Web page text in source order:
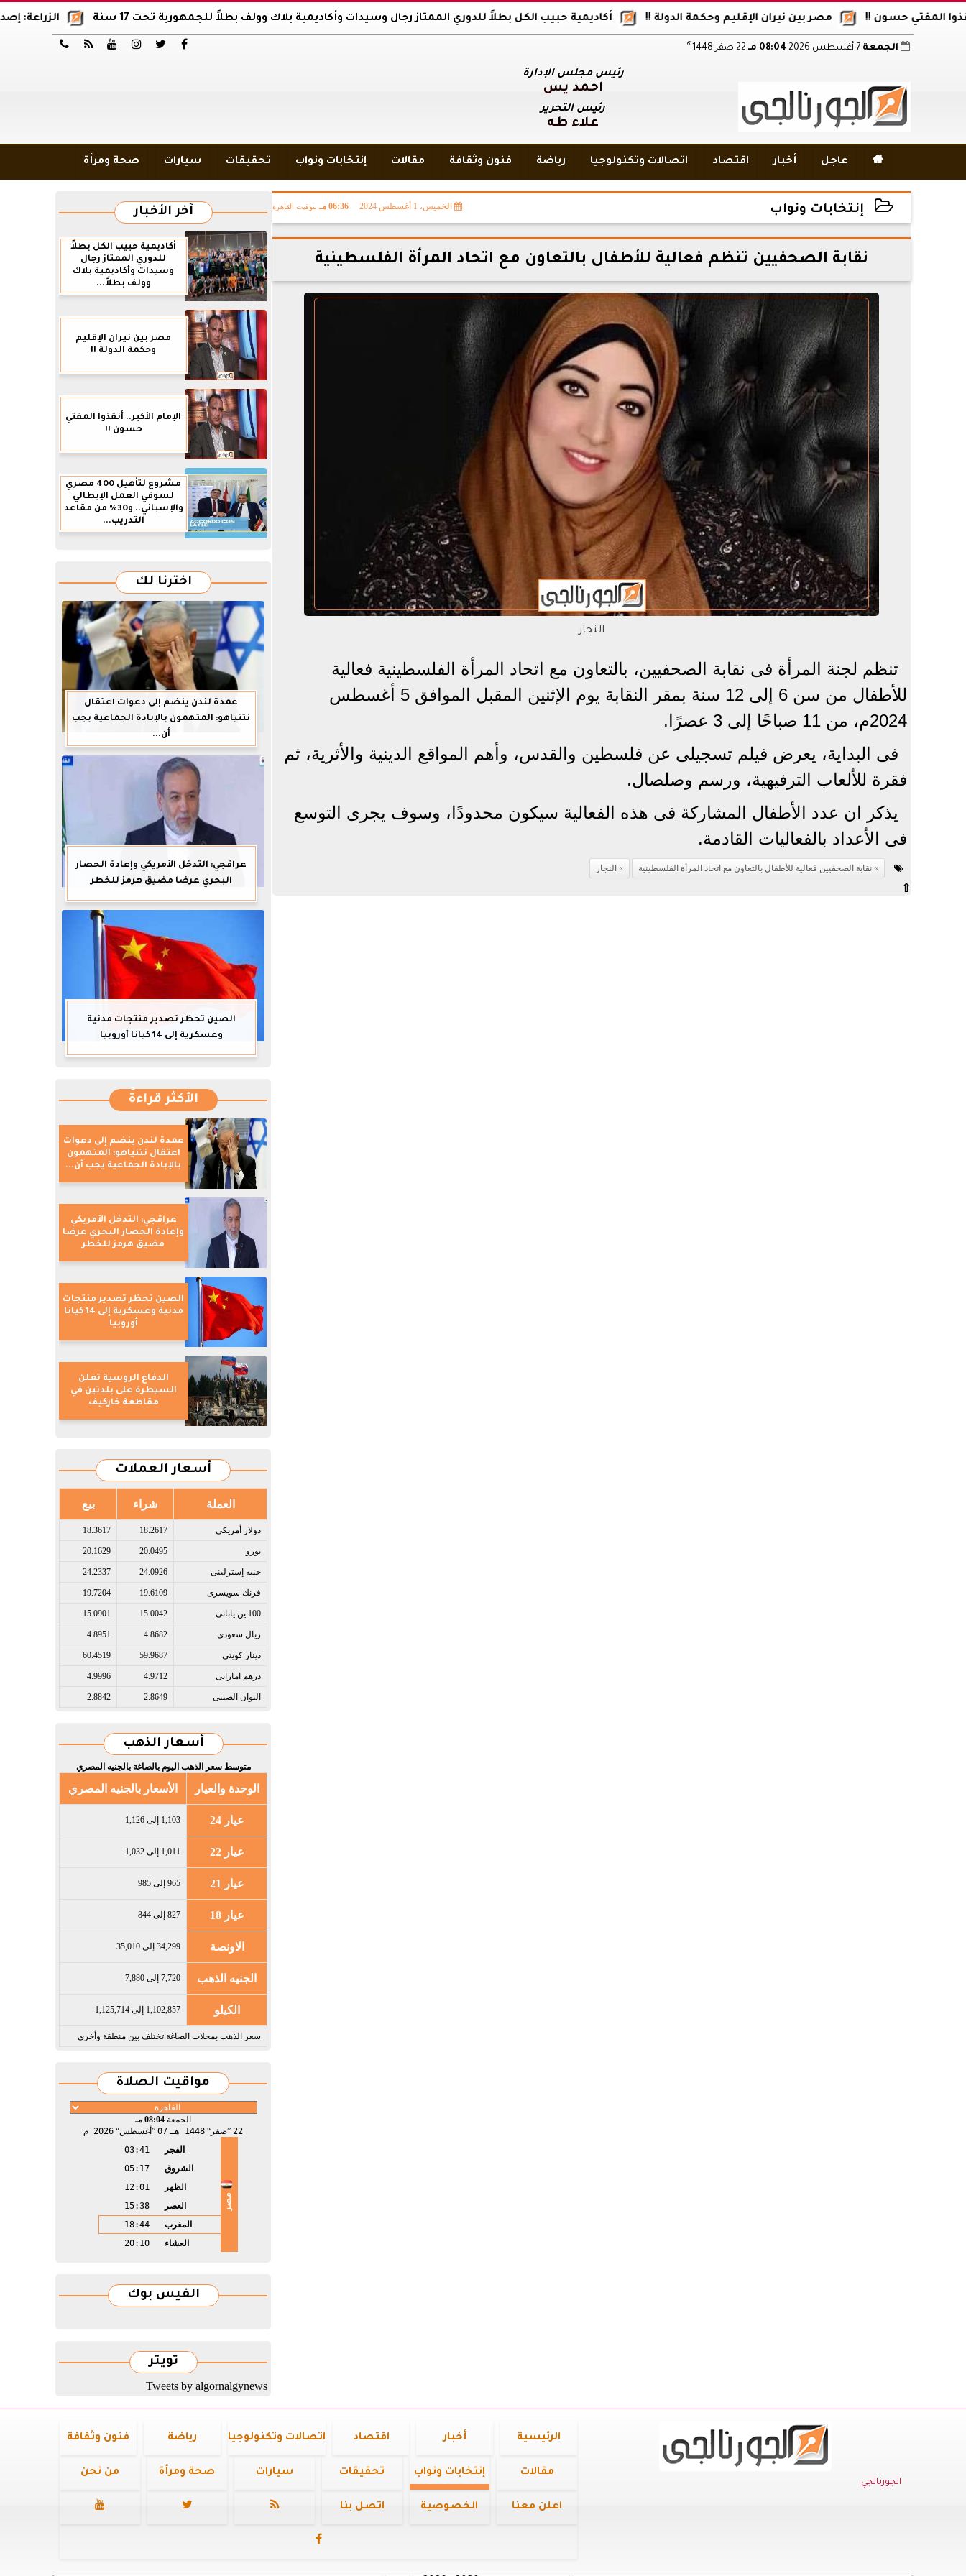
الزراعة: إصدار 12 ألف موافقة وتصريح بالمبيدات خلال 6 شهور أكاديمية حبيب الكل بطلاً للدوري الممتاز رجال وسيدات وأكاديمية بلاك وولف بطلاً للجمهورية تحت 17 سنة مصر بين نيران الإقليم وحكمة الدولة !! حسون !!





 الجمعة 08:04 مـ هـ
رئيس مجلس الإدارة
أحمد يس
رئيس التحرير
علاء طه
 عاجل أخبار اقتصاد اتصالات وتكنولوجيا رياضة فنون وثقافة مقالات إنتخابات ونواب تحقيقات سيارات صحة ومرأة
إنتخابات ونواب الخميس، 1 أغسطس 2024 06:36 مـ بتوقيت القاهرة
2024-08-01 18:36:19
نقابة الصحفيين تنظم فعالية للأطفال بالتعاون مع اتحاد المرأة الفلسطينية
النجار
تنظم لجنة المرأة فى نقابة الصحفيين، بالتعاون مع اتحاد المرأة الفلسطينية فعالية
للأطفال من سن 6 إلى 12 سنة بمقر النقابة يوم الإثنين المقبل الموافق 5 أغسطس
2024م، من 11 صباحًا إلى 3 عصرًا.
فى البداية، يعرض فيلم تسجيلى عن فلسطين والقدس، وأهم المواقع الدينية والأثرية، ثم
فقرة للألعاب الترفيهية، ورسم وصلصال.
يذكر ان عدد الأطفال المشاركة فى هذه الفعالية سيكون محدودًا، وسوف يجرى التوسع
فى الأعداد بالفعاليات القادمة.
نقابة الصحفيين فعالية للأطفال بالتعاون مع اتحاد المرأة الفلسطينية النجار
⇧
آخر الأخبار
أكاديمية حبيب الكل بطلاً
للدوري الممتاز رجال
وسيدات وأكاديمية بلاك
وولف بطلاً...
مصر بين نيران الإقليم
وحكمة الدولة !!
الإمام الأكبر.. أنقذوا المفتي
حسون !!
مشروع لتأهيل 400 مصري
لسوقي العمل الإيطالي
والإسباني.. و30% من مقاعد
التدريب...
اخترنا لك
عمدة لندن ينضم إلى دعوات اعتقال
نتنياهو: المتهمون بالإبادة الجماعية يجب
أن...
عراقجي: التدخل الأمريكي وإعادة الحصار
البحري عرضا مضيق هرمز للخطر
الصين تحظر تصدير منتجات مدنية
وعسكرية إلى 14 كيانا أوروبيا
الأكثر قراءةً
عمدة لندن ينضم إلى دعوات
اعتقال نتنياهو: المتهمون
بالإبادة الجماعية يجب أن...
عراقجي: التدخل الأمريكي
وإعادة الحصار البحري عرضا
مضيق هرمز للخطر
الصين تحظر تصدير منتجات
مدنية وعسكرية إلى 14 كيانا
أوروبيا
الدفاع الروسية تعلن
السيطرة على بلدتين في
مقاطعة خاركيف
أسعار العملات
العملة شراء بيع
دولار أمريكى​ 18.2617
18.3617
يورو​ 20.0495
20.1629
جنيه إسترلينى​ 24.0926
24.2337
فرنك سويسرى​ 19.6109
19.7204
100 ين يابانى​ 15.0042
15.0901
ريال سعودى​ 4.8682
4.8951
دينار كويتى​ 59.9687
60.4519
درهم اماراتى​ 4.9712
4.9996
اليوان الصينى​ 2.8649
2.8842
أسعار الذهب
متوسط سعر الذهب اليوم بالصاغة بالجنيه المصري
الوحدة والعيار الأسعار بالجنيه المصري
عيار 24 1,103 إلى 1,126
عيار 22 1,011 إلى 1,032
عيار 21 965 إلى 985
عيار 18 827 إلى 844
الاونصة 34,299 إلى 35,010
الجنيه الذهب 7,720 إلى 7,880
الكيلو 1,102,857 إلى 1,125,714
سعر الذهب بمحلات الصاغة تختلف بين منطقة وأخرى
مواقيت الصلاة
الجمعة 08:04 مـ
22 صفر 1448 هـ 07 أغسطس 2026 م
مصر
الفجر
03:41
الشروق
05:17
الظهر
12:01
العصر
15:38
المغرب
18:44
العشاء
20:10
الفيس بوك
تويتر
Tweets by algornalgynews
الجورنالجي
الرئيسية أخبار اقتصاد اتصالات وتكنولوجيا رياضة فنون وثقافة
مقالات إنتخابات ونواب تحقيقات سيارات صحة ومرأة من نحن
اعلن معنا الخصوصية اتصل بنا 


